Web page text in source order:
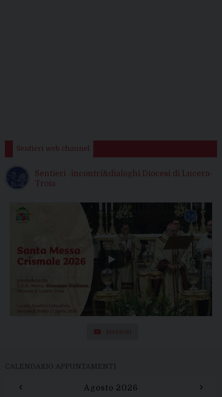
Sentieri web channel
Sentieri -incontri&dialoghi Diocesi di Lucera-
Troia
Iscriviti
CALENDARIO APPUNTAMENTI
‹ Agosto 2026 ›